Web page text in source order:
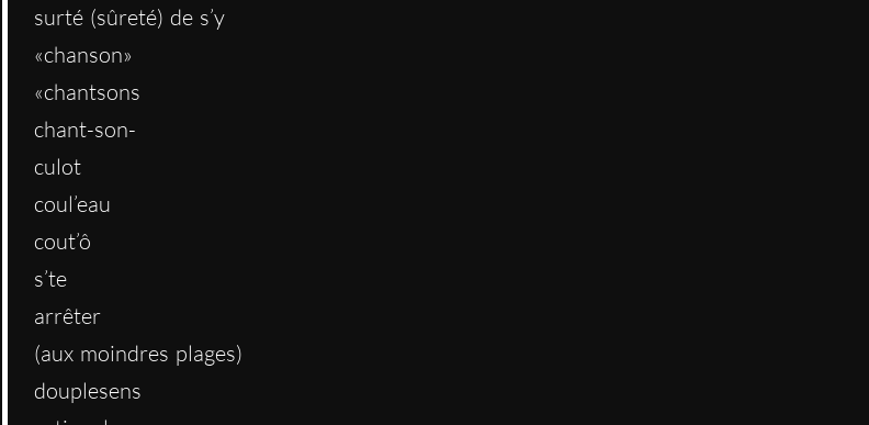
surté (sûreté) de s’y
«chanson»
«chantsons
chant-son-
culot
coul’eau
cout’ô
s’te
arrêter
(aux moindres plages)
douplesens